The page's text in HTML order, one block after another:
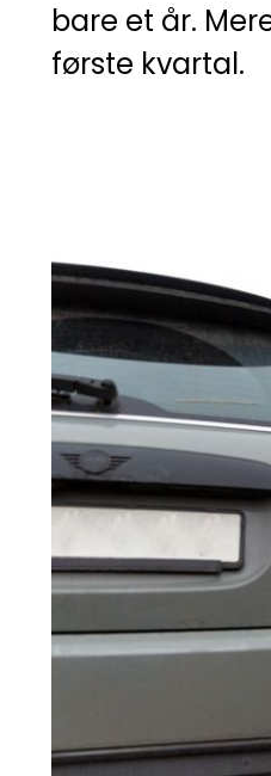
bare et år.
første kvartal.